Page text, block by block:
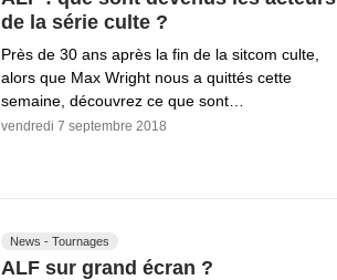
de la série culte ?
Près de 30 ans après la fin de la sitcom culte,
alors que Max Wright nous a quittés cette
semaine, découvrez ce que sont…
vendredi 7 septembre 2018
News - Tournages
ALF sur grand écran ?